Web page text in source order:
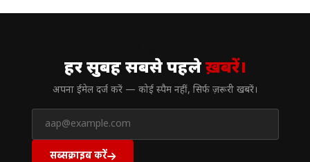
हर सुबह सबसे पहलेख़बरें।
अपना ईमेल दर्ज करें — कोई स्पैम नहीं, सिर्फ ज़रूरी खबरें।
सब्सक्राइब करें